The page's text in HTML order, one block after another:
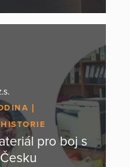
pro boj s